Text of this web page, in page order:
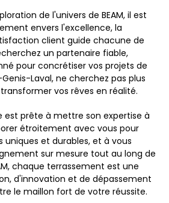
de l'univers de BEAM, il est
envers l'excellence, la
client guide chacune de
un partenaire fiable,
pour concrétiser vos projets de
Laval, ne cherchez pas plus
transformer vos rêves en réalité.
est prête à mettre son expertise à
étroitement avec vous pour
uniques et durables, et à vous
sur mesure tout au long de
chaque terrassement est une
d'innovation et de dépassement
le maillon fort de votre réussite.